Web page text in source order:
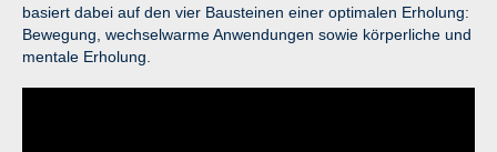
basiert dabei auf den vier Bausteinen einer optimalen Erholung:
Bewegung, wechselwarme Anwendungen sowie körperliche und
mentale Erholung.